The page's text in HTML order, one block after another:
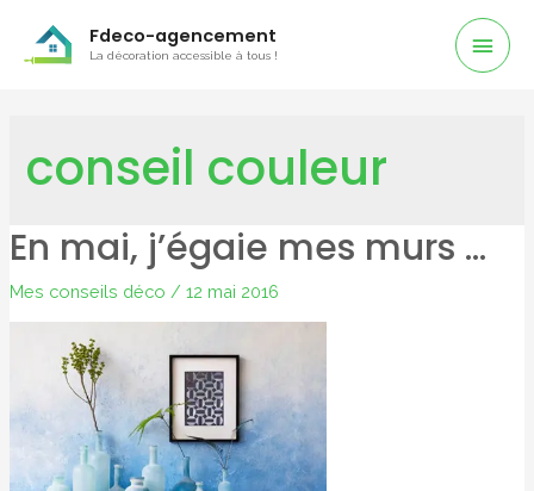
Fdeco-agencement
La décoration accessible à tous !
conseil couleur
En mai, j’égaie mes murs …
Mes conseils déco / 12 mai 2016